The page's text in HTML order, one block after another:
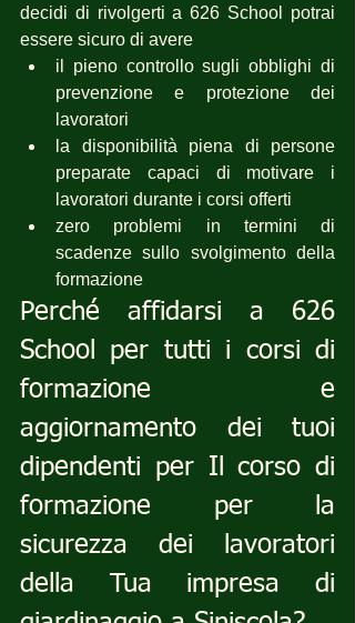
decidi di rivolgerti a 626 School potrai
essere sicuro di avere
il pieno controllo sugli obblighi di
prevenzione e protezione dei
lavoratori
la disponibilità piena di persone
preparate capaci di motivare i
lavoratori durante i corsi offerti
zero problemi in termini di
scadenze sullo svolgimento della
formazione
Perché affidarsi a 626
School per tutti i corsi di
formazione e
aggiornamento dei tuoi
dipendenti per Il corso di
formazione per la
sicurezza dei lavoratori
della Tua impresa di